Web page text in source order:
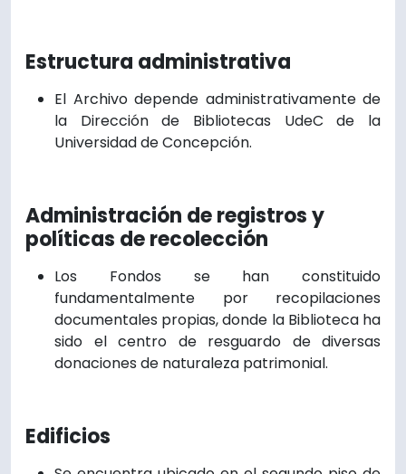
Estructura administrativa
El Archivo depende administrativamente de
la Dirección de Bibliotecas UdeC de la
Universidad de Concepción.
Administración de registros y
políticas de recolección
Los Fondos se han constituido
fundamentalmente por recopilaciones
documentales propias, donde la Biblioteca ha
sido el centro de resguardo de diversas
donaciones de naturaleza patrimonial.
Edificios